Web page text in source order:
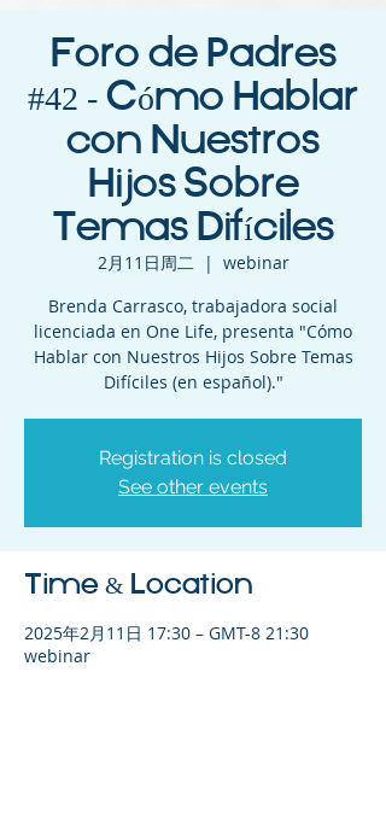
Foro de Padres
#42 - Cómo Hablar
con Nuestros
Hijos Sobre
Temas Difíciles
2月11日周二
  |
webinar
Brenda Carrasco, trabajadora social
licenciada en One Life, presenta "Cómo
Hablar con Nuestros Hijos Sobre Temas
Difíciles (en español)."
Registration is closed
See other events
Time & Location
2025年2月11日 17:30 – GMT-8 21:30
webinar